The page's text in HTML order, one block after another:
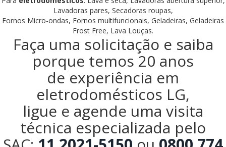
Lavadoras pares, Secadoras roupas,
Fornos Micro-ondas, Fornos multifuncionais, Geladeiras, Geladeiras
Frost Free, Lava Louças.
Faça uma solicitação e saiba
porque temos 20 anos
de experiência em
eletrodomésticos LG,
ligue e agende uma visita
técnica especializada pelo